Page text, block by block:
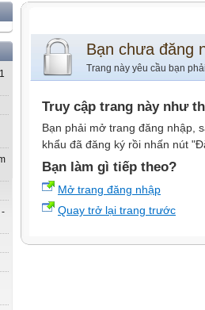
-
Bạn chưa đăng
Trang này yêu cầu bạn
Truy cập trang này như
Bạn phải mở trang đăng nhập,
khẩu đã đăng ký rồi nhấn nút
Bạn làm gì tiếp theo?
Mở trang đăng nhập
Quay trở lại trang trước